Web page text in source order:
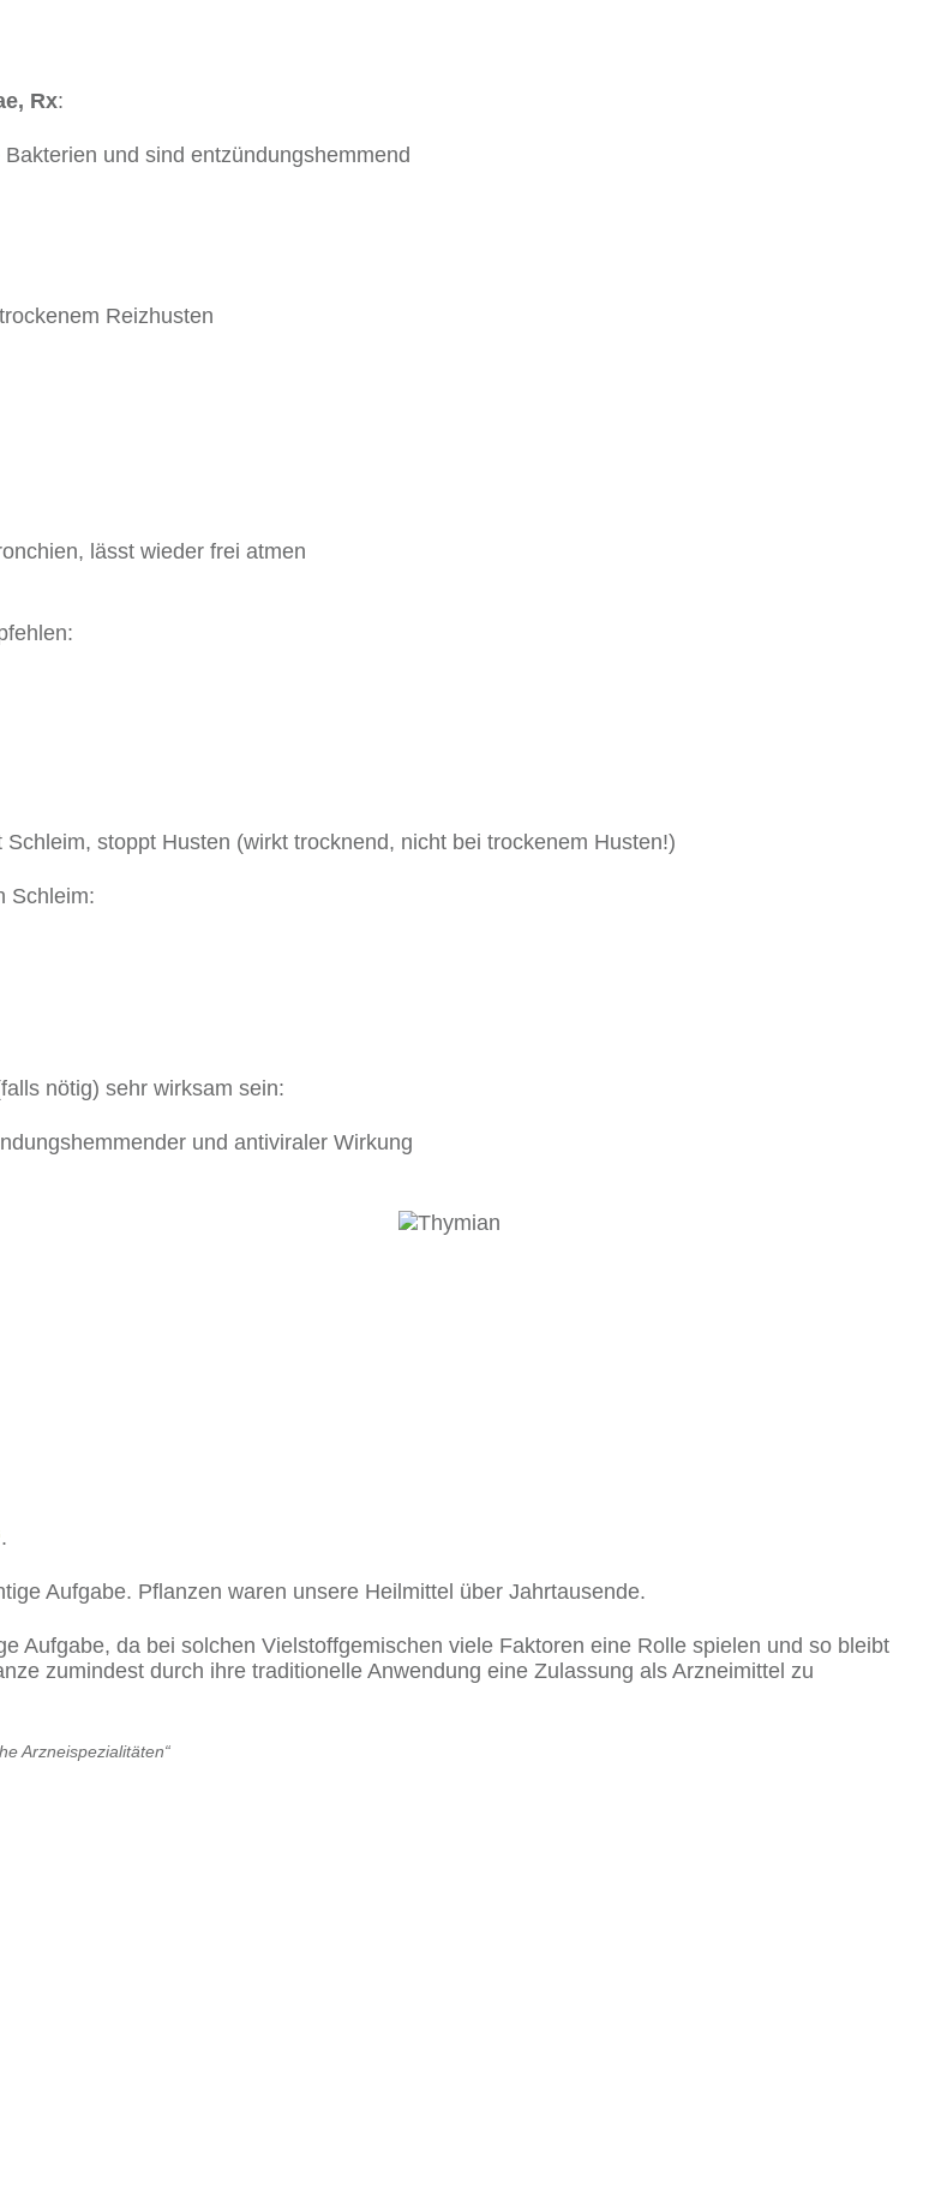
Rx:
und sind entzündungshemmend
Reizhusten
lässt wieder frei atmen
stoppt Husten (wirkt trocknend, nicht bei trockenem Husten!)
Schleim:
nötig) sehr wirksam sein:
und antiviraler Wirkung
.
Aufgabe. Pflanzen waren unsere Heilmittel über Jahrtausende.
Aufgabe, da bei solchen Vielstoffgemischen viele Faktoren eine Rolle spielen und so bleibt
zumindest durch ihre traditionelle Anwendung eine Zulassung als Arzneimittel zu
Arzneispezialitäten“